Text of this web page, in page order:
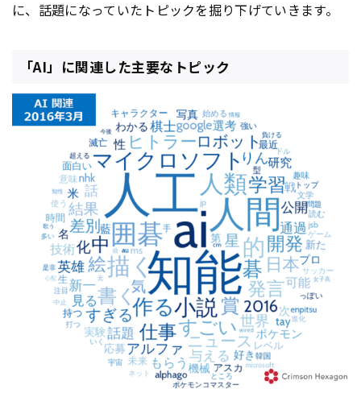
に、話題になっていたトピックを掘り下げていきます。
「AI」に関連した主要なトピック